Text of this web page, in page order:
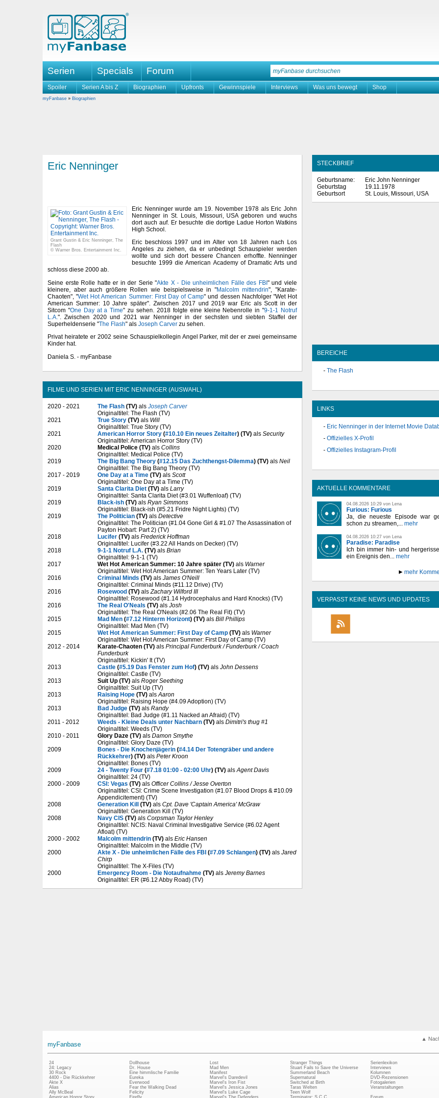
Serien Specials Forum
Spoiler Serien A bis Z Biographien Upfronts Gewinnspiele Interviews Was uns bewegt Shop
myFanbase » Biographien
Eric Nenninger
Grant Gustin & Eric Nenninger, The
Flash
© Warner Bros. Entertainment Inc.
Eric Nenninger wurde am 19. November 1978 als Eric John
Nenninger in St. Louis, Missouri, USA geboren und wuchs
dort auch auf. Er besuchte die dortige Ladue Horton Watkins
High School.
Eric beschloss 1997 und im Alter von 18 Jahren nach Los
Angeles zu ziehen, da er unbedingt Schauspieler werden
wollte und sich dort bessere Chancen erhoffte. Nenninger
besuchte 1999 die American Academy of Dramatic Arts und
schloss diese 2000 ab.
Seine erste Rolle hatte er in der Serie "Akte X - Die unheimlichen Fälle des FBI " und viele
kleinere, aber auch größere Rollen wie beispielsweise in "Malcolm mittendrin", "Karate-
Chaoten", "Wet Hot American Summer: First Day of Camp" und dessen Nachfolger "Wet Hot
American Summer: 10 Jahre später". Zwischen 2017 und 2019 war Eric als Scott in der
Sitcom "One Day at a Time" zu sehen. 2018 folgte eine kleine Nebenrolle in "9-1-1 Notruf
L.A.". Zwischen 2020 und 2021 war Nenninger in der sechsten und siebten Staffel der
Superheldenserie "The Flash" als Joseph Carver zu sehen.
Privat heiratete er 2002 seine Schauspielkollegin Angel Parker, mit der er zwei gemeinsame
Kinder hat.
Daniela S. - myFanbase
FILME UND SERIEN MIT ERIC NENNINGER (AUSWAHL)
2020 - 2021 The Flash (TV) als Joseph Carver
Originaltitel: The Flash (TV)
2021
True Story (TV) als Will
Originaltitel: True Story (TV)
2021
American Horror Story (#10.10 Ein neues Zeitalter) (TV) als Security
Originaltitel: American Horror Story (TV)
2020
Medical Police (TV) als Collins
Originaltitel: Medical Police (TV)
2019
The Big Bang Theory (#12.15 Das Zuchthengst-Dilemma) (TV) als Neil
Originaltitel: The Big Bang Theory (TV)
2017 - 2019
One Day at a Time (TV) als Scott
Originaltitel: One Day at a Time (TV)
2019
Santa Clarita Diet (TV) als Larry
Originaltitel: Santa Clarita Diet (#3.01 Wuffenloaf) (TV)
2019
Black-ish (TV) als Ryan Simmons
Originaltitel: Black-ish (#5.21 Fridre Night Lights) (TV)
2019
The Politician (TV) als Detective
Originaltitel: The Politician (#1.04 Gone Girl & #1.07 The Assassination of
Payton Hobart: Part 2) (TV)
2018
Lucifer (TV) als Frederick Hoffman
Originaltitel: Lucifer (#3.22 All Hands on Decker) (TV)
2018
9-1-1 Notruf L.A. (TV) als Brian
Originaltitel: 9-1-1 (TV)
2017
Wet Hot American Summer: 10 Jahre später (TV) als Warner
Originaltitel: Wet Hot American Summer: Ten Years Later (TV)
2016
Criminal Minds (TV) als James O'Neill
Originaltitel: Criminal Minds (#11.12 Drive) (TV)
2016
Rosewood (TV) alsZachary Wilford III
Originaltitel: Rosewood (#1.14 Hydrocephalus and Hard Knocks) (TV)
2016
The Real O'Neals (TV) als Josh
Originaltitel: The Real O'Neals (#2.06 The Real Fit) (TV)
2015
Mad Men (#7.12 Hinterm Horizont) (TV) als Bill Phillips
Originaltitel: Mad Men (TV)
2015
Wet Hot American Summer: First Day of Camp (TV) als Warner
Originaltitel: Wet Hot American Summer: First Day of Camp (TV)
2012 - 2014
Karate-Chaoten (TV) als Principal Funderburk / Funderburk / Coach
Funderburk
Originaltitel: Kickin' It (TV)
2013
Castle (#5.19 Das Fenster zum Hof) (TV) als John Dessens
Originaltitel: Castle (TV)
2013
Suit Up (TV) als Roger Seething
Originaltitel: Suit Up (TV)
2013
Raising Hope (TV) alsAaron
Originaltitel: Raising Hope (#4.09 Adoption) (TV)
2013
Bad Judge (TV) als Randy
Originaltitel: Bad Judge (#1.11 Nacked an Afraid) (TV)
2011 - 2012
Weeds - Kleine Deals unter Nachbarn (TV) als Dimitri's thug #1
Originaltitel: Weeds (TV)
2010 - 2011
Glory Daze (TV) als Damon Smythe
Originaltitel: Glory Daze (TV)
2009
Bones - Die Knochenjägerin (#4.14 Der Totengräber und andere
Rückkehrer) (TV) als Peter Kroon
Originaltitel: Bones (TV)
2009
24 - Twenty Four (#7.18 01:00 - 02:00 Uhr) (TV) alsAgent Davis
Originaltitel: 24 (TV)
2000 - 2009
CSI: Vegas (TV) als Officer Collins / Jesse Overton
Originaltitel: CSI: Crime Scene Investigation (#1.07 Blood Drops & #10.09
Appendicitement) (TV)
2008
Generation Kill (TV) als Cpt. Dave 'Captain America' McGraw
Originaltitel: Generation Kill (TV)
2008
Navy CIS (TV) als Corpsman Taylor Henley
Originaltitel: NCIS: Naval Criminal Investigative Service (#6.02 Agent
Afloat) (TV)
2000 - 2002
Malcolm mittendrin (TV) als Eric Hansen
Originaltitel: Malcolm in the Middle (TV)
2000
Akte X - Die unheimlichen Fälle des FBI (#7.09 Schlangen) (TV) als Jared
Chirp
Originaltitel: The X-Files (TV)
2000
Emergency Room - Die Notaufnahme (TV) als Jeremy Barnes
Originaltitel: ER (#6.12 Abby Road) (TV)
STECKBRIEF
Geburtsname:
Eric John Nenninger
Geburtstag
19.11.1978
Geburtsort
St. Louis, Missouri, USA
BEREICHE
The Flash
LINKS
Eric Nenninger in der Internet Movie
Offizielles X-Profil
Offizielles Instagram-Profil
AKTUELLE KOMMENTARE
04.08.2026 10:29 von Lena
Furious: Furious
Ja, die neueste Episode war
schon zu streamen,... mehr
04.08.2026 10:27 von Lena
Paradise: Paradise
Ich bin immer hin- und
ein Ereignis den... mehr
mehr
VERPASST KEINE NEWS UND UPDATES
▲
myFanbase
24
24: Legacy
30 Rock
4400 - Die Rückkehrer
Akte X
Alias
Ally McBeal
Dollhouse
Dr. House
Eine himmlische Familie
Eureka
Everwood
Fear the Walking Dead
Felicity
Lost
Mad Men
Manifest
Marvel's Daredevil
Marvel's Iron Fist
Marvel's Jessica Jones
Marvel's Luke Cage
Stranger Things
Stuart Fails to Save the Universe
Summerland Beach
Supernatural
Switched at Birth
Taras Welten
Teen Wolf
Serienlexikon
Interviews
Kolumnen
DVD-Rezensionen
Fotogalerien
Veranstaltungen